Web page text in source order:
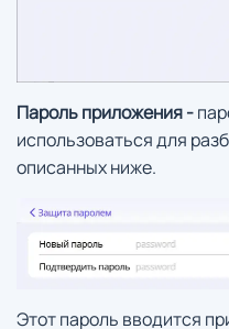
Пароль приложения -
использоваться для
описанных ниже.
Этот пароль вводится